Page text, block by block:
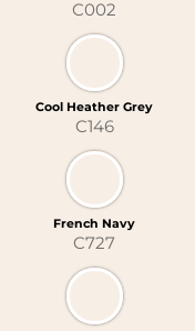
C002
Cool Heather Grey
C146
French Navy
C727